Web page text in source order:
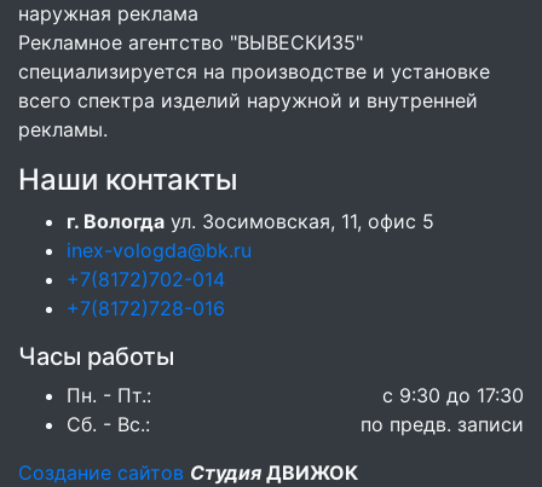
Рекламное агентство "ВЫВЕСКИ35"
специализируется на производстве и установке
всего спектра изделий наружной и внутренней
рекламы.
Наши контакты
г. Вологда ул. Зосимовская, 11, офис 5
inex-vologda@bk.ru
+7(8172)702-014
+7(8172)728-016
Часы работы
Пн. - Пт.:
с 9:30 до 17:30
Сб. - Вс.:
по предв. записи
Создание сайтов Студия ДВИЖОК